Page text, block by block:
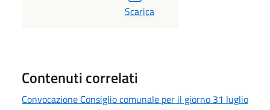
PDF
Scarica
Contenuti correlati
Convocazione Consiglio comunale per il giorno 31 luglio